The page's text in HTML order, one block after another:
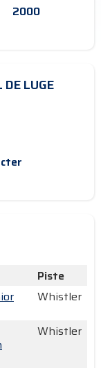
2000
LUGE
Piste
Whistler
Whistler